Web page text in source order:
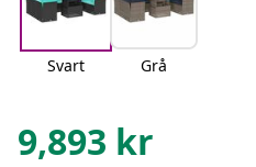
Svart Grå
9,893 kr